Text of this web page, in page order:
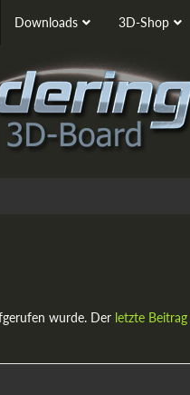
Downloads 3D-Shop
wurde. Der letzte Beitrag